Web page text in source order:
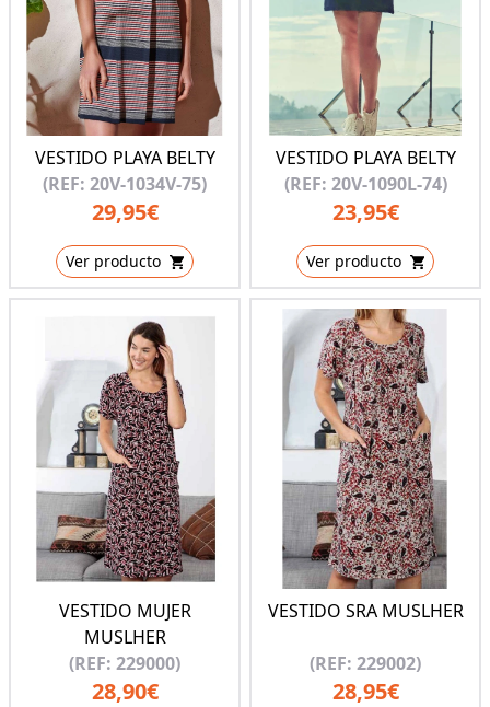
VESTIDO PLAYA BELTY
(REF: 20V-1034V-75)
29,95€
Ver producto
VESTIDO PLAYA BELTY
(REF: 20V-1090L-74)
23,95€
Ver producto
VESTIDO MUJER
MUSLHER
(REF: 229000)
28,90€
VESTIDO SRA MUSLHER
(REF: 229002)
28,95€